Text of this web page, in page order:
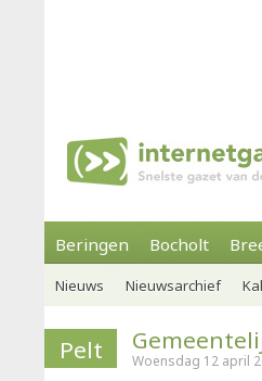
Beringen Bocholt
Nieuws Nieuwsarchief
Pelt Woensdag 12 april